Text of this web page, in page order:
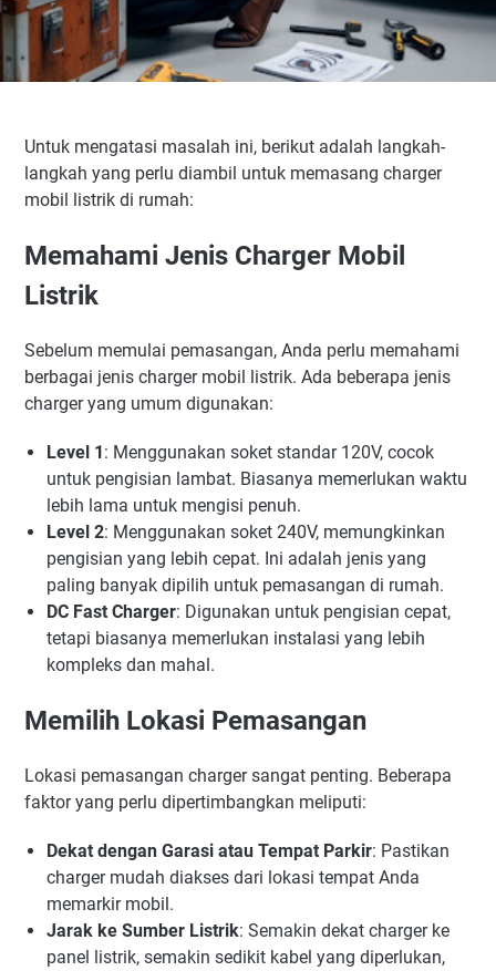
Untuk mengatasi masalah ini, berikut adalah langkah-
langkah yang perlu diambil untuk memasang charger
mobil listrik di rumah:
Memahami Jenis Charger Mobil
Listrik
Sebelum memulai pemasangan, Anda perlu memahami
berbagai jenis charger mobil listrik. Ada beberapa jenis
charger yang umum digunakan:
Level 1: Menggunakan soket standar 120V, cocok
untuk pengisian lambat. Biasanya memerlukan waktu
lebih lama untuk mengisi penuh.
Level 2: Menggunakan soket 240V, memungkinkan
pengisian yang lebih cepat. Ini adalah jenis yang
paling banyak dipilih untuk pemasangan di rumah.
DC Fast Charger: Digunakan untuk pengisian cepat,
tetapi biasanya memerlukan instalasi yang lebih
kompleks dan mahal.
Memilih Lokasi Pemasangan
Lokasi pemasangan charger sangat penting. Beberapa
faktor yang perlu dipertimbangkan meliputi:
Dekat dengan Garasi atau Tempat Parkir: Pastikan
charger mudah diakses dari lokasi tempat Anda
memarkir mobil.
Jarak ke Sumber Listrik: Semakin dekat charger ke
panel listrik, semakin sedikit kabel yang diperlukan,